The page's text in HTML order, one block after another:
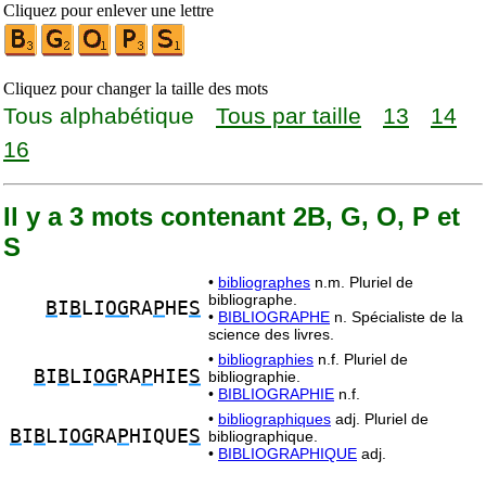
Cliquez pour enlever une lettre
Cliquez pour changer la taille des mots
Tous alphabétique Tous par taille 13
14
16
Il y a 3 mots contenant 2B, G, O, P et
S
BI B LIOG RAP HES
• bibliographes n.m. Pluriel de
bibliographe.
• BIBLIOGRAPHE n. Spécialiste de la
science des livres.
BI B LIOG RAP HIES
• bibliographies n.f. Pluriel de
bibliographie.
• BIBLIOGRAPHIE n.f.
BI B LIOG RAP HIQUES
• bibliographiques adj. Pluriel de
bibliographique.
• BIBLIOGRAPHIQUE adj.